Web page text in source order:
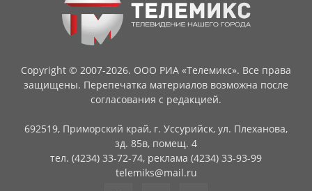
Copyright © 2007-2026. ООО РИА «Телемикс». Все права
защищены. Перепечатка материалов возможна после
согласования с редакцией.
692519, Приморский край, г. Уссурийск, ул. Плеханова,
зд. 85в, помещ. 4
тел. (4234) 33-72-74, реклама (4234) 33-93-99
telemiks@mail.ru